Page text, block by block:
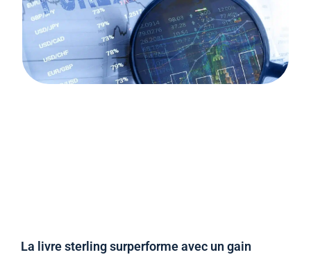
La livre sterling surperforme avec un gain